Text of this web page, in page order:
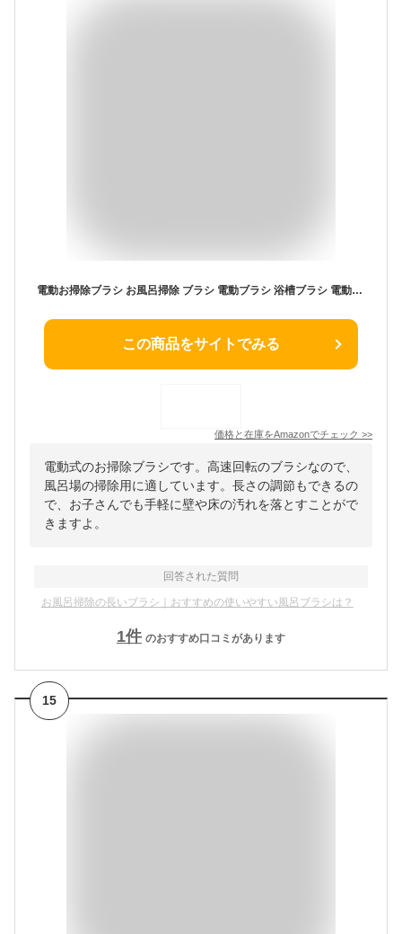
電動お掃除ブラシ お風呂掃除 ブラシ 電動ブラシ 浴槽ブラシ 電動回転ブラシ シャワー掃除ブラシ クリーニング ブラシ コードレス 電動浴槽掃除ブラシ 電動バスブラシ 高速回転 快速洗浄 浴槽磨き お風呂 台所 トイレ 浴室 バス 浴槽 床 壁 タイル 多用途 掃除ブラシ
この商品をサイトでみる
価格と在庫をAmazonでチェック >>
電動式のお掃除ブラシです。高速回転のブラシなので、
風呂場の掃除用に適しています。長さの調節もできるの
で、お子さんでも手軽に壁や床の汚れを落とすことがで
きますよ。
回答された質問
お風呂掃除の長いブラシ｜おすすめの使いやすい風呂ブラシは？
1件 のおすすめ口コミがあります
15